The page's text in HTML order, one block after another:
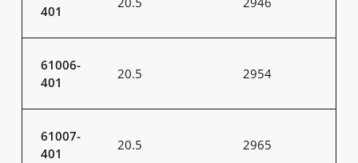
401
61006-
401
20.5 2954
61007-
401
20.5 2965